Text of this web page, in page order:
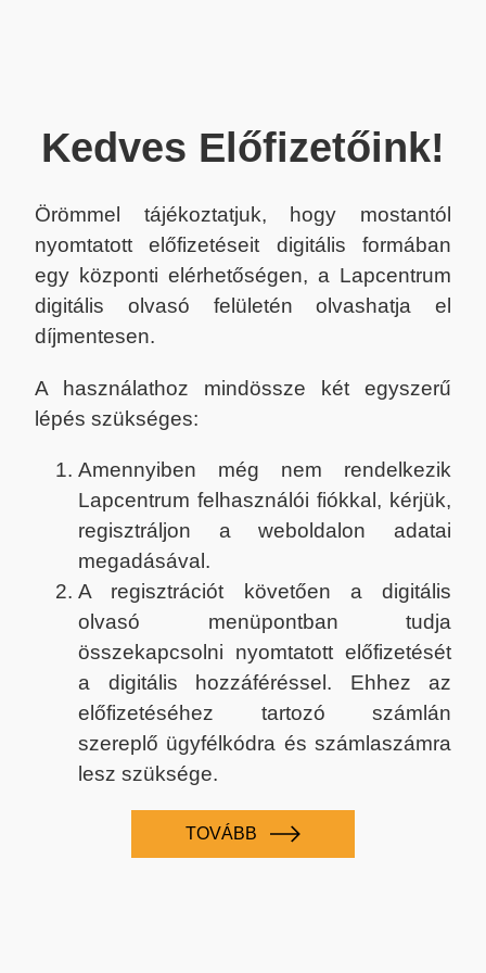
Kedves Előfizetőink!
Örömmel tájékoztatjuk, hogy mostantól
nyomtatott előfizetéseit digitális formában
egy központi elérhetőségen, a Lapcentrum
digitális olvasó felületén olvashatja el
díjmentesen.
A használathoz mindössze két egyszerű
lépés szükséges:
Amennyiben még nem rendelkezik
Lapcentrum felhasználói fiókkal, kérjük,
regisztráljon a weboldalon adatai
megadásával.
A regisztrációt követően a digitális
olvasó menüpontban tudja
összekapcsolni nyomtatott előfizetését
a digitális hozzáféréssel. Ehhez az
előfizetéséhez tartozó számlán
szereplő ügyfélkódra és számlaszámra
lesz szüksége.
TOVÁBB